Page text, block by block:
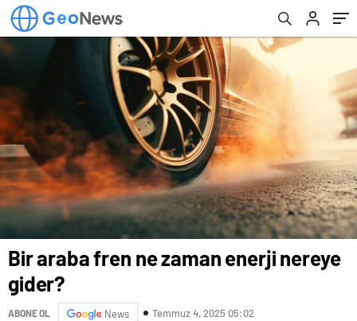
Bir araba fren ne zaman enerji nereye
gider?
ABONE OL News Temmuz 4, 2025 05:02